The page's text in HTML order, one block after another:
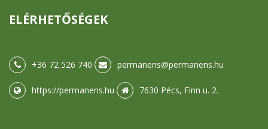
ELÉRHETŐSÉGEK
+36 72 526 740 permanens@permanens.hu
https://permanens.hu 7630 Pécs, Finn u. 2.